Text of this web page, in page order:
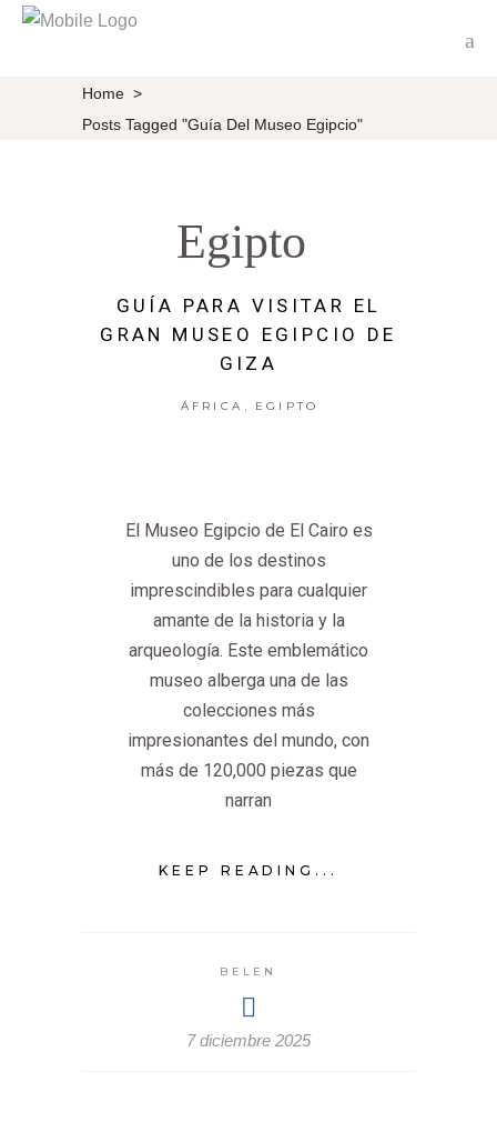
Home >
Posts Tagged "guía Del Museo Egipcio"
Egipto
GUÍA PARA VISITAR EL
GRAN MUSEO EGIPCIO DE
GIZA
ÁFRICA EGIPTO
El Museo Egipcio de El Cairo es
uno de los destinos
imprescindibles para cualquier
amante de la historia y la
arqueología. Este emblemático
museo alberga una de las
colecciones más
impresionantes del mundo, con
más de 120,000 piezas que
narran
KEEP READING...
BELEN
7 diciembre 2025